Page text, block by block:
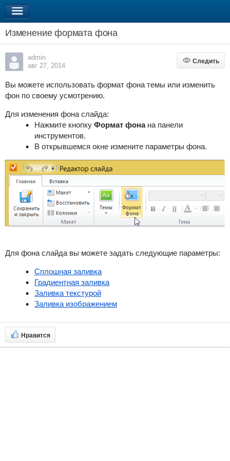
Изменение формата фона
admin
авг 27, 2014
Следить
Следить
Вы можете использовать формат фона темы или изменить
фон по своему усмотрению.
Для изменения фона слайда:
Нажмите кнопку Формат фонана панели
инструментов.
В открывшемся окне измените параметры фона.
Для фона слайда вы можете задать следующие параметры:
Сплошная заливка
Градиентная заливка
Заливка текстурой
Заливка изображением
Нравится